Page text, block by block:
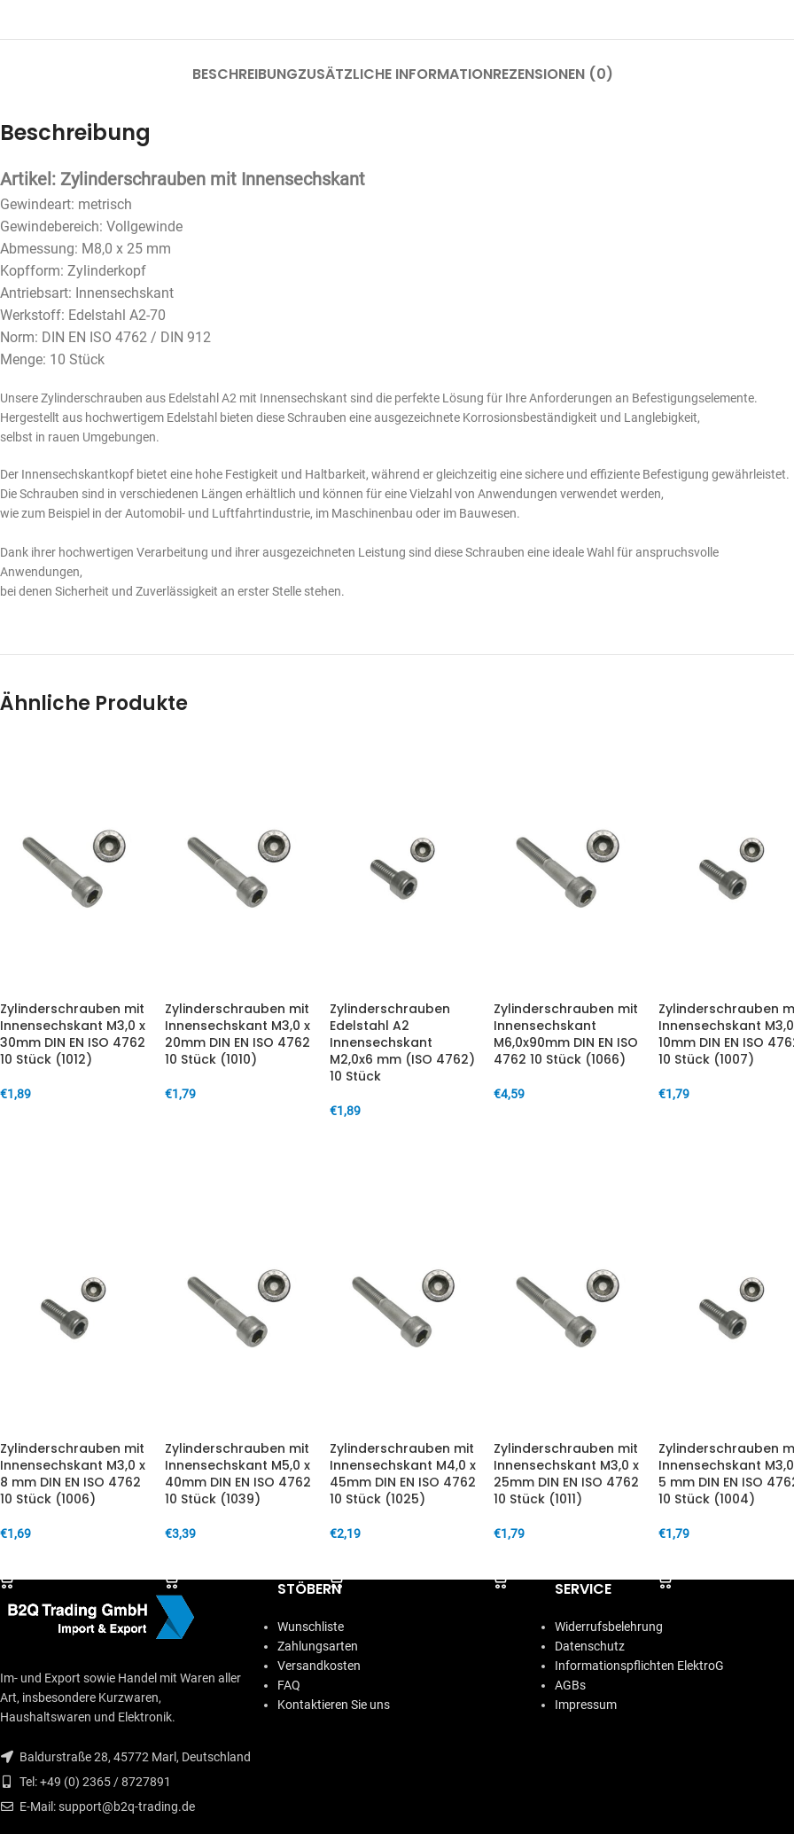
BESCHREIBUNGZUSÄTZLICHE INFORMATIONREZENSIONEN (0)
Beschreibung
Artikel: Zylinderschrauben mit Innensechskant
Gewindeart: metrisch
Gewindebereich: Vollgewinde
Abmessung: M8,0 x 25 mm
Kopfform: Zylinderkopf
Antriebsart: Innensechskant
Werkstoff: Edelstahl A2-70
Norm: DIN EN ISO 4762 / DIN 912
Menge: 10 Stück
Unsere Zylinderschrauben aus Edelstahl A2 mit Innensechskant sind die perfekte Lösung für Ihre Anforderungen an Befestigungselemente.
Hergestellt aus hochwertigem Edelstahl bieten diese Schrauben eine ausgezeichnete Korrosionsbeständigkeit und Langlebigkeit,
selbst in rauen Umgebungen.
Der Innensechskantkopf bietet eine hohe Festigkeit und Haltbarkeit, während er gleichzeitig eine sichere und effiziente Befestigung gewährleistet.
Die Schrauben sind in verschiedenen Längen erhältlich und können für eine Vielzahl von Anwendungen verwendet werden,
wie zum Beispiel in der Automobil- und Luftfahrtindustrie, im Maschinenbau oder im Bauwesen.
Dank ihrer hochwertigen Verarbeitung und ihrer ausgezeichneten Leistung sind diese Schrauben eine ideale Wahl für anspruchsvolle
Anwendungen,
bei denen Sicherheit und Zuverlässigkeit an erster Stelle stehen.
Ähnliche Produkte
Zylinderschrauben mit
Innensechskant M3,0 x
30mm DIN EN ISO 4762
10 Stück (1012)
€1,89
Zylinderschrauben mit
Innensechskant M3,0 x
20mm DIN EN ISO 4762
10 Stück (1010)
€1,79
Zylinderschrauben
Edelstahl A2
Innensechskant
M2,0x6 mm (ISO 4762)
10 Stück
€1,89
Zylinderschrauben mit
Innensechskant
M6,0x90mm DIN EN ISO
4762 10 Stück (1066)
€4,59
Zylinderschrauben
Innensechskant
10mm DIN EN ISO
10 Stück (1007)
€1,79
Zylinderschrauben mit
Innensechskant M3,0 x
8 mm DIN EN ISO 4762
10 Stück (1006)
€1,69
Zylinderschrauben mit
Innensechskant M5,0 x
40mm DIN EN ISO 4762
10 Stück (1039)
€3,39
Zylinderschrauben mit
Innensechskant M4,0 x
45mm DIN EN ISO 4762
10 Stück (1025)
€2,19
Zylinderschrauben mit
Innensechskant M3,0 x
25mm DIN EN ISO 4762
10 Stück (1011)
€1,79
Zylinderschrauben
Innensechskant
5 mm DIN EN ISO
10 Stück (1004)
€1,79
Im- und Export sowie Handel mit Waren aller
Art, insbesondere Kurzwaren,
Haushaltswaren und Elektronik.
Baldurstraße 28, 45772 Marl, Deutschland
Tel: +49 (0) 2365 / 8727891
E-Mail: support@b2q-trading.de
STÖBERN
Wunschliste
Zahlungsarten
Versandkosten
FAQ
Kontaktieren Sie uns
SERVICE
Widerrufsbelehrung
Datenschutz
Informationspflichten ElektroG
AGBs
Impressum